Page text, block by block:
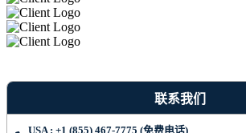
联系我们
USA : +1 (855) 467-7775 (免费电话)